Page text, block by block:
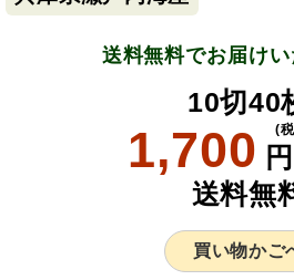
送料無料でお届けい
10切40
1,700 (
送料無
買い物かご